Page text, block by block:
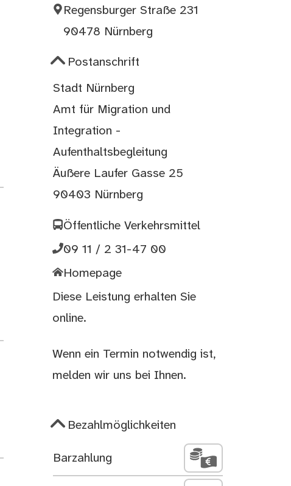
Regensburger Straße 231
90478 Nürnberg
Postanschrift
Stadt Nürnberg
Amt für Migration und
Integration -
Aufenthaltsbegleitung
Äußere Laufer Gasse 25
90403 Nürnberg
Öffentliche Verkehrsmittel
09 11 / 2 31-47 00
Homepage
Diese Leistung erhalten Sie
online.
Wenn ein Termin notwendig ist,
melden wir uns bei Ihnen.
Bezahlmöglichkeiten
Barzahlung